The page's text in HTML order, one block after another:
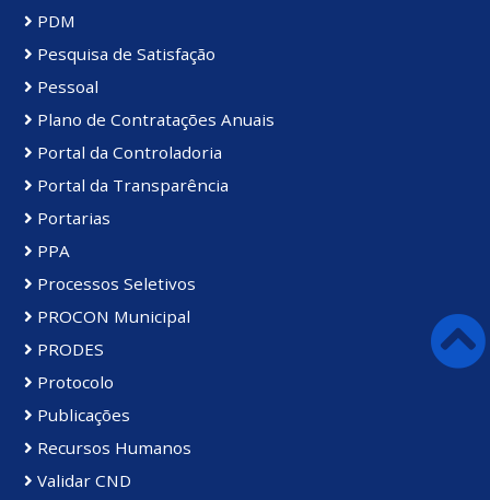
PDM
Pesquisa de Satisfação
Pessoal
Plano de Contratações Anuais
Portal da Controladoria
Portal da Transparência
Portarias
PPA
Processos Seletivos
PROCON Municipal
PRODES
Protocolo
Publicações
Recursos Humanos
Validar CND